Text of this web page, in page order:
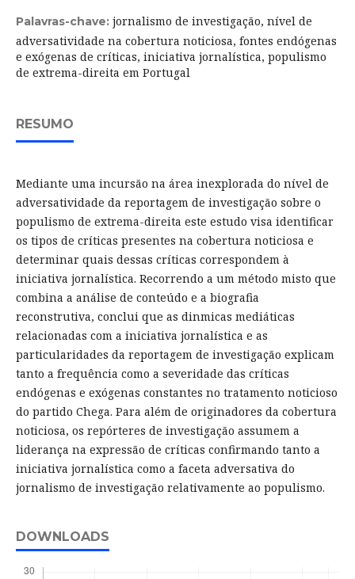
Palavras-chave: jornalismo de investigação, nível de
adversatividade na cobertura noticiosa, fontes endógenas
e exógenas de críticas, iniciativa jornalística, populismo
de extrema-direita em Portugal
RESUMO
Mediante uma incursão na área inexplorada do nível de
adversatividade da reportagem de investigação sobre o
populismo de extrema-direita este estudo visa identificar
os tipos de críticas presentes na cobertura noticiosa e
determinar quais dessas críticas correspondem à
iniciativa jornalística. Recorrendo a um método misto que
combina a análise de conteúdo e a biografia
reconstrutiva, conclui que as dinmicas mediáticas
relacionadas com a iniciativa jornalística e as
particularidades da reportagem de investigação explicam
tanto a frequência como a severidade das críticas
endógenas e exógenas constantes no tratamento noticioso
do partido Chega. Para além de originadores da cobertura
noticiosa, os repórteres de investigação assumem a
liderança na expressão de críticas confirmando tanto a
iniciativa jornalística como a faceta adversativa do
jornalismo de investigação relativamente ao populismo.
DOWNLOADS